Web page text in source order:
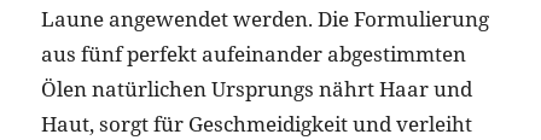
Laune angewendet werden. Die Formulierung
aus fünf perfekt aufeinander abgestimmten
Ölen natürlichen Ursprungs nährt Haar und
Haut, sorgt für Geschmeidigkeit und verleiht